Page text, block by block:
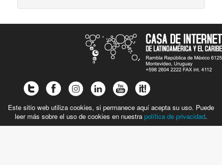
Este sitio web utiliza cookies, si permanece aquí acepta su uso. Puede
leer más sobre el uso de cookies en nuestra política de privacidad.